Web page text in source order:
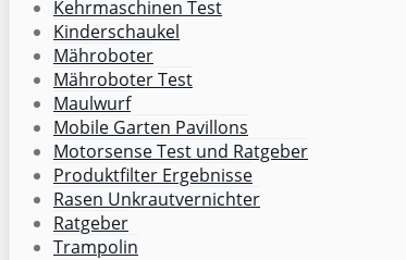
Kehrmaschinen Test
Kinderschaukel
Mähroboter
Mähroboter Test
Maulwurf
Mobile Garten Pavillons
Motorsense Test und Ratgeber
Produktfilter Ergebnisse
Rasen Unkrautvernichter
Ratgeber
Trampolin